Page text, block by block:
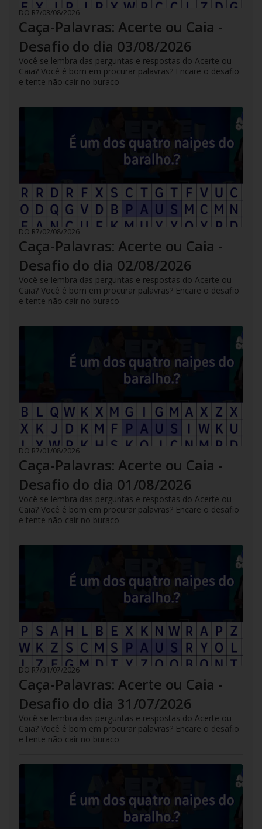
DO R7/03/08/2026
Caça-Palavras: Acerte ou Caia -
Desafio do dia 03/08/2026
Você se lembra das perguntas e respostas do Acerte ou
Caia? Você é bom em procurar palavras? Encare o desafio
e tente não cair no buraco
DO R7/02/08/2026
Caça-Palavras: Acerte ou Caia -
Desafio do dia 02/08/2026
Você se lembra das perguntas e respostas do Acerte ou
Caia? Você é bom em procurar palavras? Encare o desafio
e tente não cair no buraco
DO R7/01/08/2026
Caça-Palavras: Acerte ou Caia -
Desafio do dia 01/08/2026
Você se lembra das perguntas e respostas do Acerte ou
Caia? Você é bom em procurar palavras? Encare o desafio
e tente não cair no buraco
DO R7/31/07/2026
Caça-Palavras: Acerte ou Caia -
Desafio do dia 31/07/2026
Você se lembra das perguntas e respostas do Acerte ou
Caia? Você é bom em procurar palavras? Encare o desafio
e tente não cair no buraco